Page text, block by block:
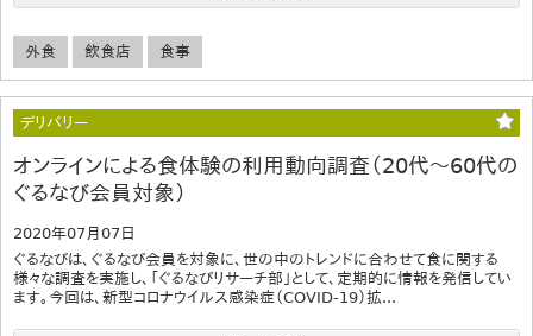
外食 飲食店 食事
デリバリー
オンラインによる食体験の利用動向調査（20代～60代の
ぐるなび会員対象）
2020年07月07日
ぐるなびは、ぐるなび会員を対象に、世の中のトレンドに合わせて食に関する
様々な調査を実施し、「ぐるなびリサーチ部」として、定期的に情報を発信してい
ます。今回は、新型コロナウイルス感染症（COVID-19）拡...